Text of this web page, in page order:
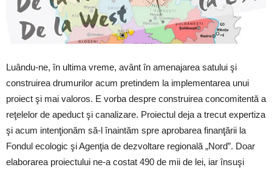
Luându-ne, în ultima vreme, avânt în amenajarea satului şi
construirea drumurilor acum pretindem la implementarea unui
proiect şi mai valoros. E vorba despre construirea concomitentă a
reţelelor de apeduct şi canalizare. Proiectul deja a trecut expertiza
şi acum intenţionăm să-l înaintăm spre aprobarea finanţării la
Fondul ecologic şi Agenţia de dezvoltare regională „Nord”. Doar
elaborarea proiectului ne-a costat 490 de mii de lei, iar însuşi